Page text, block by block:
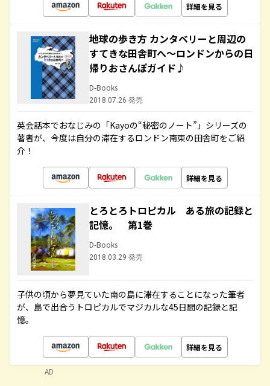
詳細を見る
地球の歩き方 カンタベリーと周辺の
すてきな田舎町へ～ロンドンからの日
帰りおさんぽガイド♪
D-Books
2018.07.26 発売
英会話本でおなじみの「Kayoの“秘密のノート”」シリーズの
著者が、今度は自分の滞在するロンドン南東の田舎町をご紹
介！
詳細を見る
とろとろトロピカル ある旅の記録と
記憶。 第1巻
D-Books
2018.03.29 発売
子供の頃から夢見ていた南の島に滞在することになった筆者
が、島で出合うトロピカルでマジカルな45日間の記録と記
憶。
詳細を見る
AD